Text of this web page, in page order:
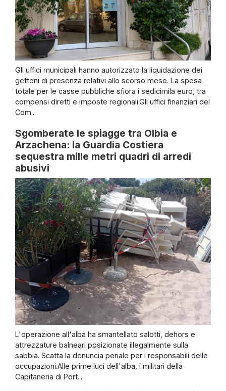
Gli uffici municipali hanno autorizzato la liquidazione dei
gettoni di presenza relativi allo scorso mese. La spesa
totale per le casse pubbliche sfiora i sedicimila euro, tra
compensi diretti e imposte regionali.Gli uffici finanziari del
Com...
Sgomberate le spiagge tra Olbia e
Arzachena: la Guardia Costiera
sequestra mille metri quadri di arredi
abusivi
L'operazione all'alba ha smantellato salotti, dehors e
attrezzature balneari posizionate illegalmente sulla
sabbia. Scatta la denuncia penale per i responsabili delle
occupazioni.Alle prime luci dell'alba, i militari della
Capitaneria di Port...